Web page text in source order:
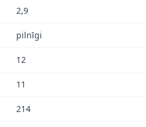
2,9
pilnīgi
12
11
214